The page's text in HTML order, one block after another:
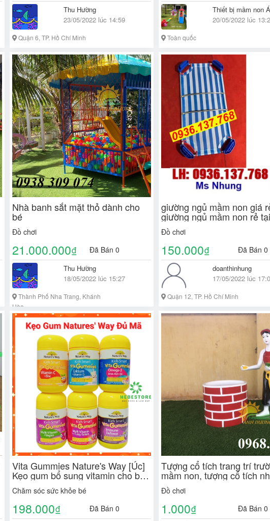
Thu Hường
23/05/2022 lúc 14:59
Quận 6, TP. Hồ Chí Minh
Thiết bị mầm non
20/05/2022 lúc
Toàn quốc
Nhà banh sắt mặt thỏ dành cho
bé
Đồ chơi
21.000.000₫ Đã Bán 0
Thu Hường
18/05/2022 lúc 15:27
Thành Phố Nha Trang, Khánh
Hòa
giường ngủ mầm non giá
giường ngủ mầm non rẻ
minh
Đồ chơi
150.000₫ Đã Bán 0
doanthinhung
17/05/2022 lúc
Quận 12, TP. Hồ Chí Minh
Vita Gummies Nature's Way [Úc]
Kẹo gum bổ sung vitamin cho bé -
60 viên đủ vị - Cam kết chính
hãng
Chăm sóc sức khỏe bé
198.000₫ Đã Bán 0
Tượng cổ tích trang trí
mầm non, tượng cổ tích
composite
Đồ chơi
1.000₫ Đã Bán 0